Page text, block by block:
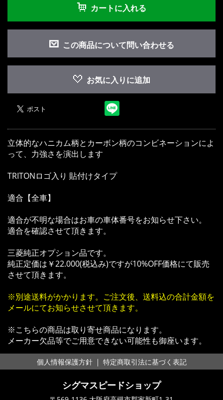
カートに入れる
この商品について問い合わせる
お買い物を続ける カートへ進む
お気に入りに追加
立体的なハニカム柄とカーボン柄のコンビネーションによ
って、力強さを演出します
TRITONロゴ入り 貼付けタイプ
適合【全車】
適合が不明な場合はお車の車体番号をお知らせ下さい。
適合を確認させて頂きます。
三菱純正オプション品です。
純正定価は￥22.000(税込み)ですが10%OFF価格にて販売
させて頂きます。
※別途送料がかかります。ご注文後、送料込の合計金額を
メールにてお知らせさせて頂きます。
※こちらの商品は取り寄せ商品になります。
メーカー欠品等でご用意できない可能性も御座います。
個人情報保護方針 ｜ 特定商取引法に基づく表記
シグマスピードショップ